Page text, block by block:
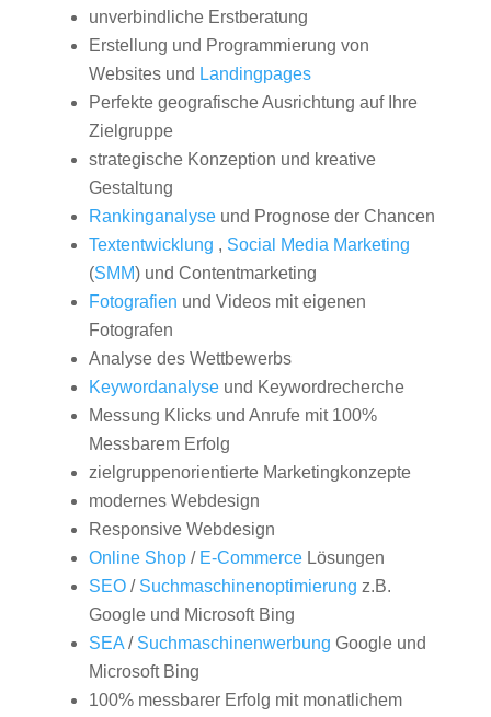
unverbindliche Erstberatung
Erstellung und Programmierung von
Websites und Landingpages
Perfekte geografische Ausrichtung auf Ihre
Zielgruppe
strategische Konzeption und kreative
Gestaltung
Rankinganalyseund Prognose der Chancen
Textentwicklung , Social Media Marketing
(SMM) und Contentmarketing
Fotografien und Videos mit eigenen
Fotografen
Analyse des Wettbewerbs
Keywordanalyseund Keywordrecherche
Messung Klicks und Anrufe mit 100%
Messbarem Erfolg
zielgruppenorientierte Marketingkonzepte
modernes Webdesign
Responsive Webdesign
Online Shop/ E-CommerceLösungen
SEO/ Suchmaschinenoptimierung z.B.
Google und Microsoft Bing
SEA/ Suchmaschinenwerbung Google und
Microsoft Bing
100% messbarer Erfolg mit monatlichem